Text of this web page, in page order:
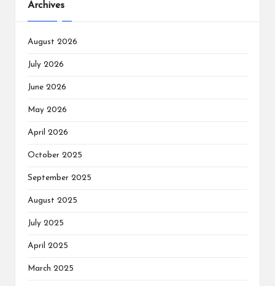
Archives
August 2026
July 2026
June 2026
May 2026
April 2026
October 2025
September 2025
August 2025
July 2025
April 2025
March 2025